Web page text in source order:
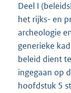
Deel I
het rijks- en
archeologie
generieke
beleid dient
ingegaan op
hoofdstuk 5